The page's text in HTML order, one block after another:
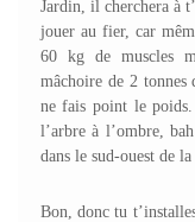
Jardin, il cherchera à
jouer au fier, car
60 kg de muscles
mâchoire de 2
ne fais point le poids.
l’arbre à l’ombre,
dans le sud-ouest de la
Bon, donc tu